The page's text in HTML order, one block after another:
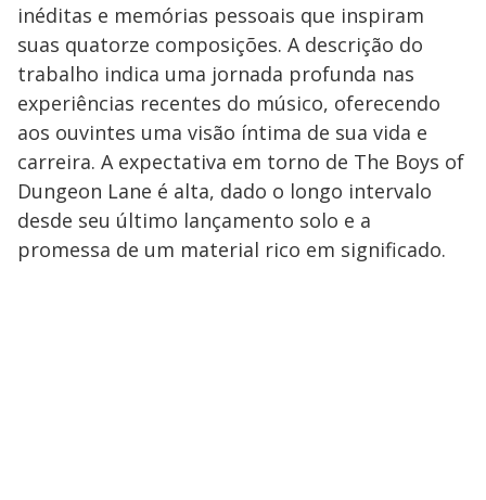
inéditas e memórias pessoais que inspiram
suas quatorze composições. A descrição do
trabalho indica uma jornada profunda nas
experiências recentes do músico, oferecendo
aos ouvintes uma visão íntima de sua vida e
carreira. A expectativa em torno de The Boys of
Dungeon Lane é alta, dado o longo intervalo
desde seu último lançamento solo e a
promessa de um material rico em significado.